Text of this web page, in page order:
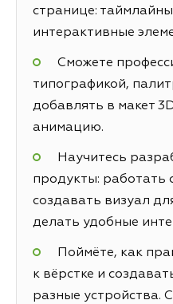
странице:
интерактивные
Сможете
типографикой,
добавлять в макет
анимацию.
Научитесь
продукты: работать
создавать визуал
делать удобные
Поймёте, как
к вёрстке и
разные устройства.